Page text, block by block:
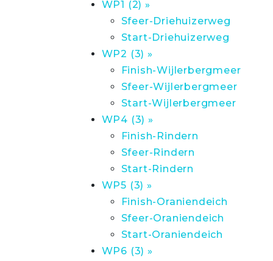
WP1 (2) »
Sfeer-Driehuizerweg
Start-Driehuizerweg
WP2 (3) »
Finish-Wijlerbergmeer
Sfeer-Wijlerbergmeer
Start-Wijlerbergmeer
WP4 (3) »
Finish-Rindern
Sfeer-Rindern
Start-Rindern
WP5 (3) »
Finish-Oraniendeich
Sfeer-Oraniendeich
Start-Oraniendeich
WP6 (3) »